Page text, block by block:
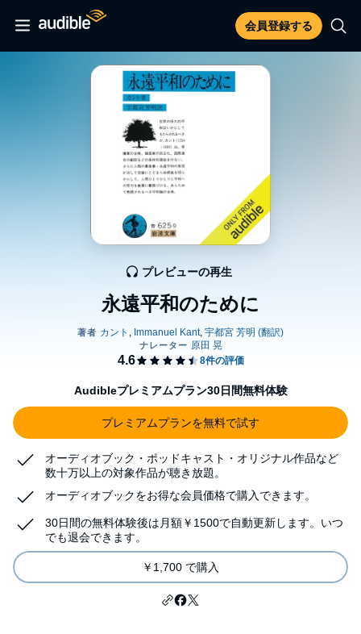
会員登録する
永遠平和のために
プレビューの再生
Audibleプレミアムプラン30日間無料体験
プレミアムプランを無料で試す
オーディオブック・ポッドキャスト・オリジナル作品など
数十万以上の対象作品が聴き放題。
オーディオブックをお得な会員価格で購入できます。
30日間の無料体験後は月額￥1500で自動更新します。いつ
でも退会できます。
￥1,700 で購入